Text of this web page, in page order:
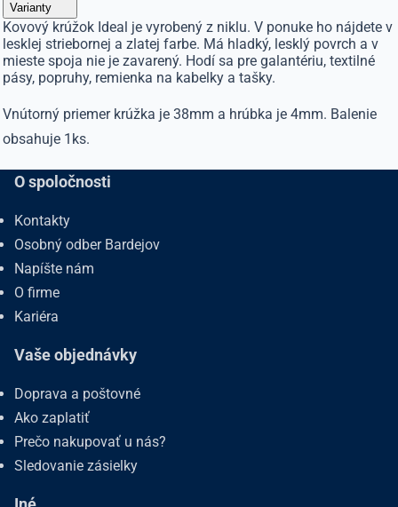
Varianty
Kovový krúžok Ideal je vyrobený z niklu. V ponuke ho nájdete v
lesklej striebornej a zlatej farbe. Má hladký, lesklý povrch a v
mieste spoja nie je zavarený. Hodí sa pre galantériu, textilné
pásy, popruhy, remienka na kabelky a tašky.
Vnútorný priemer krúžka je 38mm a hrúbka je 4mm. Balenie
obsahuje 1ks.
O spoločnosti
Kontakty
Osobný odber Bardejov
Napíšte nám
O firme
Kariéra
Vaše objednávky
Doprava a poštovné
Ako zaplatiť
Prečo nakupovať u nás?
Sledovanie zásielky